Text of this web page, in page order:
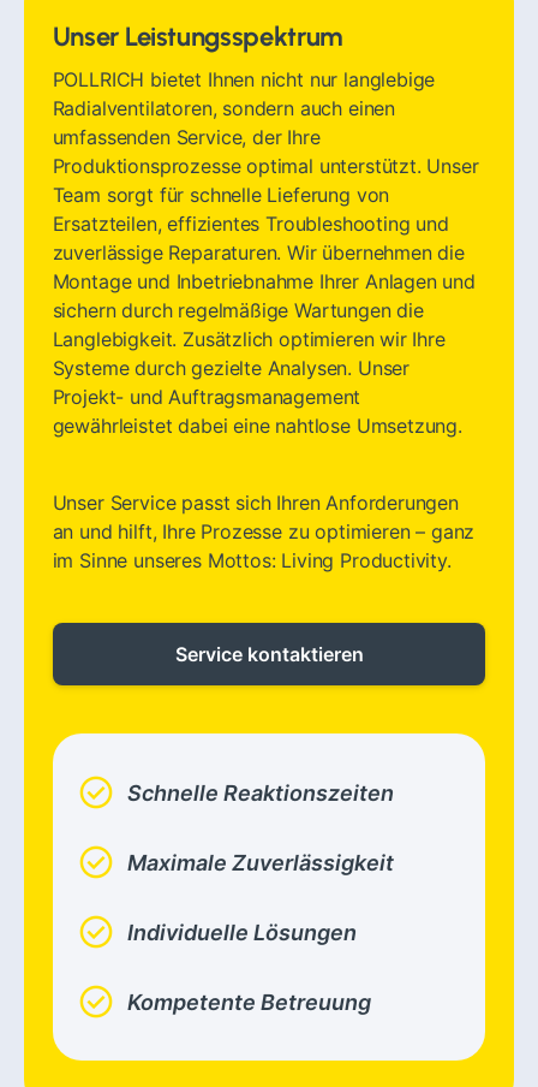
Unser Leistungsspektrum
POLLRICH bietet Ihnen nicht nur langlebige
Radialventilatoren, sondern auch einen
umfassenden Service, der Ihre
Produktionsprozesse optimal unterstützt. Unser
Team sorgt für schnelle Lieferung von
Ersatzteilen, effizientes Troubleshooting und
zuverlässige Reparaturen. Wir übernehmen die
Montage und Inbetriebnahme Ihrer Anlagen und
sichern durch regelmäßige Wartungen die
Langlebigkeit. Zusätzlich optimieren wir Ihre
Systeme durch gezielte Analysen. Unser
Projekt- und Auftragsmanagement
gewährleistet dabei eine nahtlose Umsetzung.
Unser Service passt sich Ihren Anforderungen
an und hilft, Ihre Prozesse zu optimieren – ganz
im Sinne unseres Mottos: Living Productivity.
Service kontaktieren
check_circle Schnelle Reaktionszeiten
check_circle Maximale Zuverlässigkeit
check_circle Individuelle Lösungen
check_circle Kompetente Betreuung